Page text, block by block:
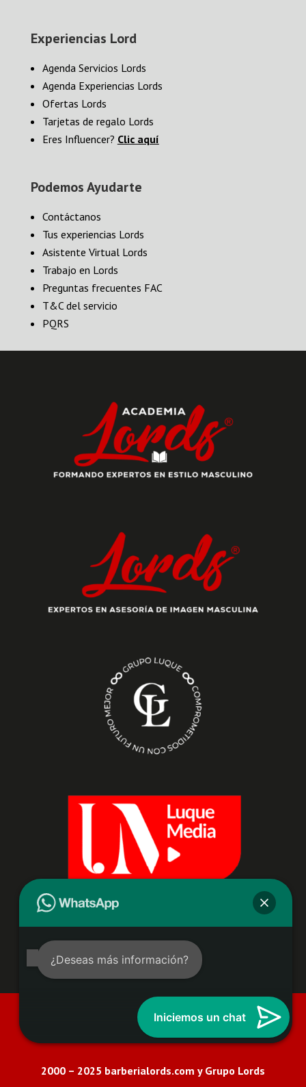
Experiencias Lord
Agenda Servicios Lords
Agenda Experiencias Lords
Ofertas Lords
Tarjetas de regalo Lords
Eres Influencer? Clic aquí
Podemos Ayudarte
Contáctanos
Tus experiencias Lords
Asistente Virtual Lords
Trabajo en Lords
Preguntas frecuentes FAC
T&C del servicio
PQRS
Condiciones de uso Aviso de privacidad Aviso
de privacidad de Datos de Salud del Consumidor
2000 – 2025 barberialords.com y Grupo Lords
¿Deseas más información?
Iniciemos un chat